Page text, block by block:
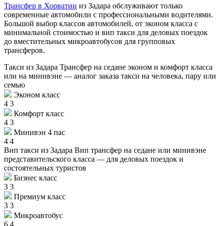
Трансфер в Хорватии из Задара обслуживают только
современные автомобили с профессиональными водителями.
Большой выбор классов автомобилей, от эконом класса с
минимальной стоимостью и вип такси для деловых поездок
до вместительных микроавтобусов для групповых
трансферов.
Такси из Задара Трансфер на седане эконом и комфорт класса
или на минивэне — аналог заказа такси на человека, пару или
семью
Эконом класс
4 3
Комфорт класс
4 3
Минивэн 4 пас
4 4
Вип такси из Задара Вип трансфер на седане или минивэне
представительского класса — для деловых поездок и
состоятельных туристов
Бизнес класс
3 3
Премиум класс
3 3
Микроавтобус
6 4